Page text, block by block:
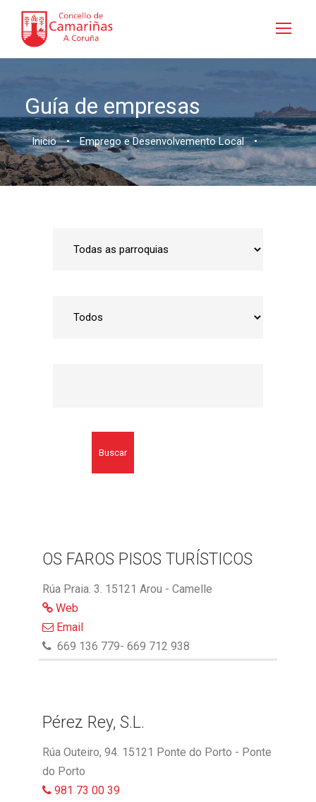
Guía de empresas
Inicio • Emprego e Desenvolvemento Local •
Buscar
OS FAROS PISOS TURÍSTICOS
Rúa Praia. 3. 15121 Arou - Camelle
Web
Email
669 136 779- 669 712 938
Pérez Rey, S.L.
Rúa Outeiro, 94. 15121 Ponte do Porto - Ponte
do Porto
981 73 00 39